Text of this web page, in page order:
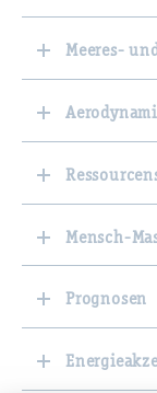
Meeres-
Mensch-
Prognosen